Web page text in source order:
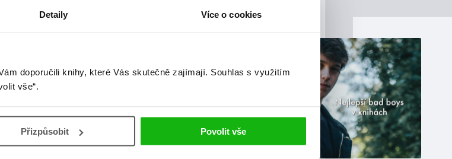
Detaily Více o cookies
doporučili knihy, které Vás skutečně zajímají. Souhlas s využitím
vše“.
Přizpůsobit Povolit vše